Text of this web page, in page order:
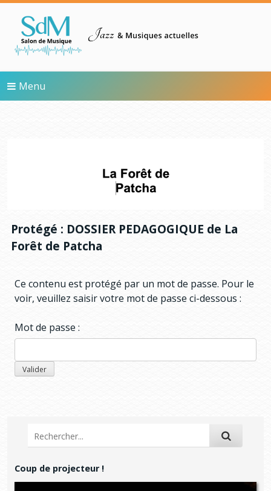
Skip
content
Menu
Protégé : DOSSIER PEDAGOGIQUE de La
Forêt de Patcha
Ce contenu est protégé par un mot de passe. Pour le
voir, veuillez saisir votre mot de passe ci-dessous :
Mot de passe :
Coup de projecteur !